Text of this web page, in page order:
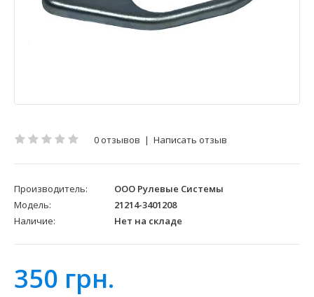
0 отзывов | Написать отзыв
Производитель:
ООО Рулевые Системы
Модель:
21214-3401208
Наличие:
Нет на складе
350 грн.